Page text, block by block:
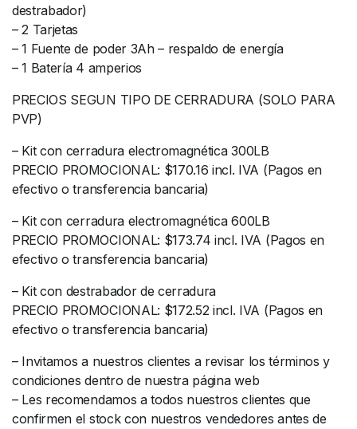
destrabador)
– 2 Tarjetas
– 1 Fuente de poder 3Ah – respaldo de energía
– 1 Batería 4 amperios
PRECIOS SEGUN TIPO DE CERRADURA (SOLO PARA
PVP)
– Kit con cerradura electromagnética 300LB
PRECIO PROMOCIONAL: $170.16 incl. IVA (Pagos en
efectivo o transferencia bancaria)
– Kit con cerradura electromagnética 600LB
PRECIO PROMOCIONAL: $173.74 incl. IVA (Pagos en
efectivo o transferencia bancaria)
– Kit con destrabador de cerradura
PRECIO PROMOCIONAL: $172.52 incl. IVA (Pagos en
efectivo o transferencia bancaria)
– Invitamos a nuestros clientes a revisar los términos y
condiciones dentro de nuestra página web
– Les recomendamos a todos nuestros clientes que
confirmen el stock con nuestros vendedores antes de